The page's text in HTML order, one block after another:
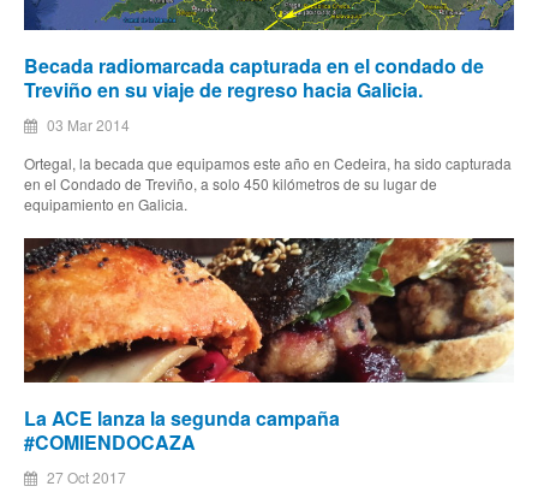
Becada radiomarcada capturada en el condado de
Treviño en su viaje de regreso hacia Galicia.
03 Mar 2014
Ortegal, la becada que equipamos este año en Cedeira, ha sido capturada
en el Condado de Treviño, a solo 450 kilómetros de su lugar de
equipamiento en Galicia.
La ACE lanza la segunda campaña
#COMIENDOCAZA
27 Oct 2017